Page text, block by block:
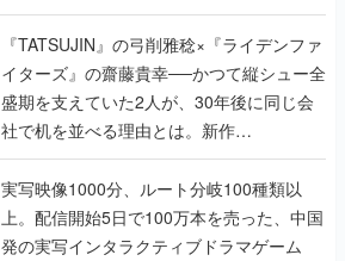
で作り込まれた理由を両ディレクターに聞
く
『TATSUJIN』の弓削雅稔×『ライデンファ
イターズ』の齋藤貴幸──かつて縦シュー全
盛期を支えていた2人が、30年後に同じ会
社で机を並べる理由とは。新作
『TATSUJIN EXTREME』で初タッグを組
んだレジェンド2人に訊く開発秘話
実写映像1000分、ルート分岐100種類以
上。配信開始5日で100万本を売った、中国
発の実写インタラクティブドラマゲーム